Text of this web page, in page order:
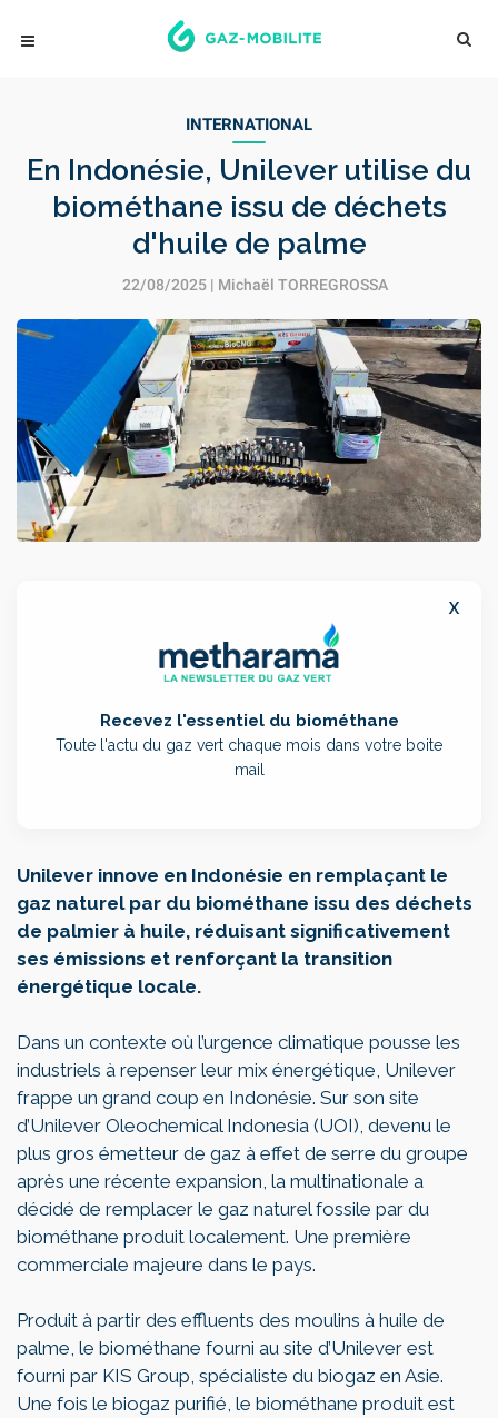
INTERNATIONAL
En Indonésie, Unilever utilise du
biométhane issu de déchets
d'huile de palme
22/08/2025 | Michaël TORREGROSSA
x
Recevez l'essentiel du biométhane
Toute l'actu du gaz vert chaque mois dans votre boite
mail
Unilever innove en Indonésie en remplaçant le
gaz naturel par du biométhane issu des déchets
de palmier à huile, réduisant significativement
ses émissions et renforçant la transition
énergétique locale.
Dans un contexte où l’urgence climatique pousse les
industriels à repenser leur mix énergétique, Unilever
frappe un grand coup en Indonésie. Sur son site
d’Unilever Oleochemical Indonesia (UOI), devenu le
plus gros émetteur de gaz à effet de serre du groupe
après une récente expansion, la multinationale a
décidé de remplacer le gaz naturel fossile par du
biométhane produit localement. Une première
commerciale majeure dans le pays.
Produit à partir des effluents des moulins à huile de
palme, le biométhane fourni au site d’Unilever est
fourni par KIS Group, spécialiste du biogaz en Asie.
Une fois le biogaz purifié, le biométhane produit est